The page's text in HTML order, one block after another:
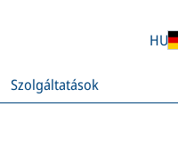
Szolgáltatások
HU